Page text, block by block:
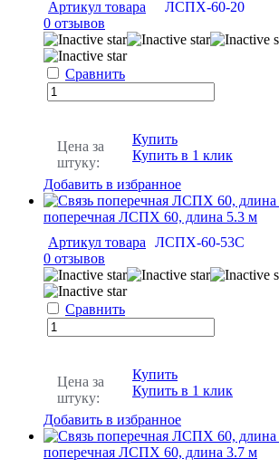
Артикул товара
ЛСПХ-60-20
0 отзывов
Сравнить
Цена за
штуку:
Купить
Купить в 1 клик
Добавить в избранное
поперечная ЛСПХ 60, длина 5.3 м
Артикул товара
ЛСПХ-60-53С
0 отзывов
Сравнить
Цена за
штуку:
Купить
Купить в 1 клик
Добавить в избранное
поперечная ЛСПХ 60, длина 3.7 м